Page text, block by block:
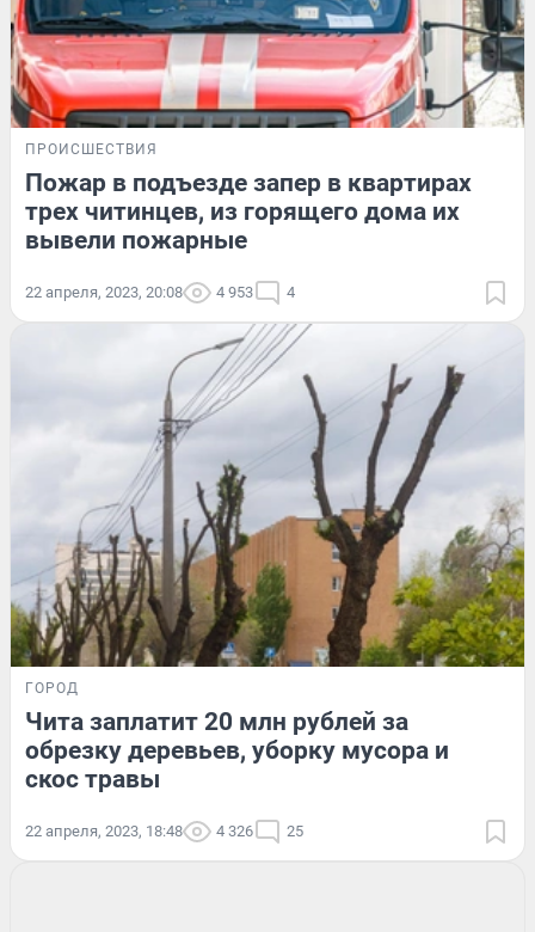
ПРОИСШЕСТВИЯ
Пожар в подъезде запер в квартирах
трех читинцев, из горящего дома их
вывели пожарные
22 апреля, 2023, 20:08 4 953 4
ГОРОД
Чита заплатит 20 млн рублей за
обрезку деревьев, уборку мусора и
скос травы
22 апреля, 2023, 18:48 4 326 25